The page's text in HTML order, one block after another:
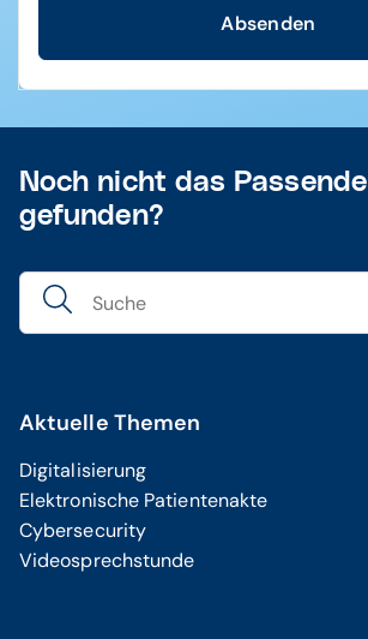
Absenden
Noch nicht das Passende
gefunden?
Aktuelle Themen
Digitalisierung
Elektronische Patientenakte
Cybersecurity
Videosprechstunde